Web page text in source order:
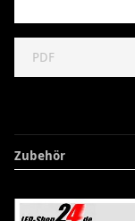
PDF
Zubehör